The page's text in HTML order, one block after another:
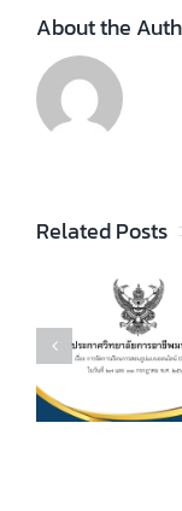
About the
Related Posts
ศึก
ประ
วิชาชี
พุท
2562
ประ